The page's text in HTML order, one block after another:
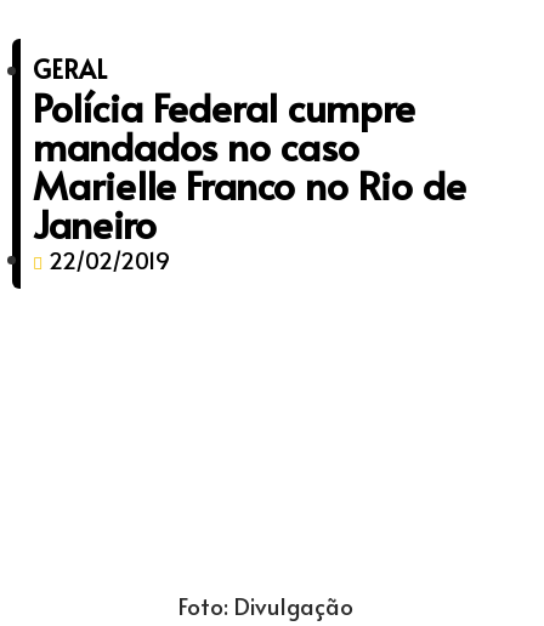
GERAL
Polícia Federal cumpre
mandados no caso
Marielle Franco no Rio de
Janeiro
22/02/2019
Foto: Divulgação